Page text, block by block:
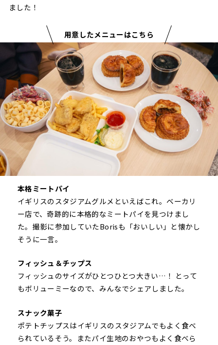
ました！
用意したメニューはこちら
本格ミートパイ
イギリスのスタジアムグルメといえばこれ。ベーカリ
ー店で、奇跡的に本格的なミートパイを見つけまし
た。撮影に参加していたBorisも「おいしい」と懐かし
そうに一言。
フィッシュ＆チップス
フィッシュのサイズがひとつひとつ大きい…！ とって
もボリューミーなので、みんなでシェアしました。
スナック菓子
ポテトチップスはイギリスのスタジアムでもよく食べ
られているそう。またパイ生地のおやつもよく食べら